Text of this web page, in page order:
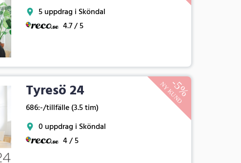
5 uppdrag i Sköndal
4.7 / 5
Tyresö 24
686:-/tillfälle (3.5 tim)
0 uppdrag i Sköndal
4 / 5